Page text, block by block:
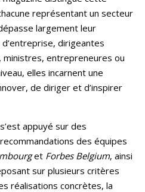
représentant un secteur
largement leur
dirigeantes
ministres, entrepreneures ou
elles incarnent une
de diriger et d’inspirer
appuyé sur des
des équipes
et Forbes Belgium, ainsi
sur plusieurs critères
réalisations concrètes, la